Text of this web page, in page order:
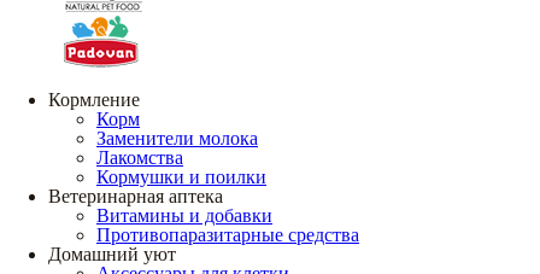
Кормление
Корм
Заменители молока
Лакомства
Кормушки и поилки
Ветеринарная аптека
Витамины и добавки
Противопаразитарные средства
Домашний уют